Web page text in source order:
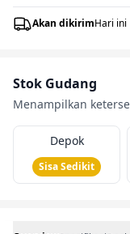
Akan dikirimHari ini
Stok Gudang
Menampilkan
Depok
Sisa Sedikit